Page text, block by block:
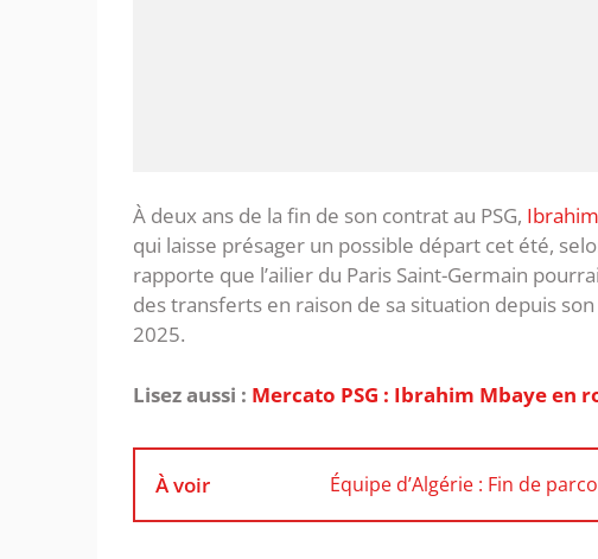
À deux ans de la fin de son contrat au PSG,
qui laisse présager un possible départ cet été,
rapporte que l’ailier du Paris Saint-Germain
des transferts en raison de sa situation depuis
2025.
Lisez aussi : Mercato PSG : Ibrahim Mbaye en
À voir Équipe d’Algérie : Fin de